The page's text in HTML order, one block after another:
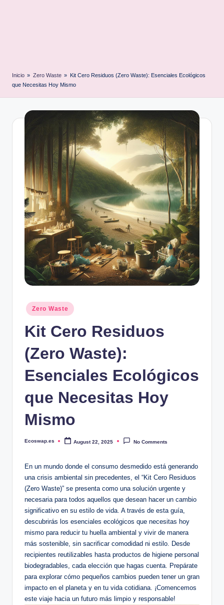
Inicio » Zero Waste » Kit Cero Residuos (Zero Waste): Esenciales Ecológicos
que Necesitas Hoy Mismo
Posted
in
Zero Waste
Kit Cero Residuos
(Zero Waste):
Esenciales Ecológicos
que Necesitas Hoy
Mismo
Posted
Ecoswap.es August 22, 2025 No Comments
En un mundo donde el consumo desmedido está generando
una crisis ambiental sin precedentes, el “Kit Cero Residuos
(Zero Waste)” se presenta como una solución urgente y
necesaria para todos aquellos que desean hacer un cambio
significativo en su estilo de vida. A través de esta guía,
descubrirás los esenciales ecológicos que necesitas hoy
mismo para reducir tu huella ambiental y vivir de manera
más sostenible, sin sacrificar comodidad ni estilo. Desde
recipientes reutilizables hasta productos de higiene personal
biodegradables, cada elección que hagas cuenta. Prepárate
para explorar cómo pequeños cambios pueden tener un gran
impacto en el planeta y en tu vida cotidiana. ¡Comencemos
este viaje hacia un futuro más limpio y responsable!